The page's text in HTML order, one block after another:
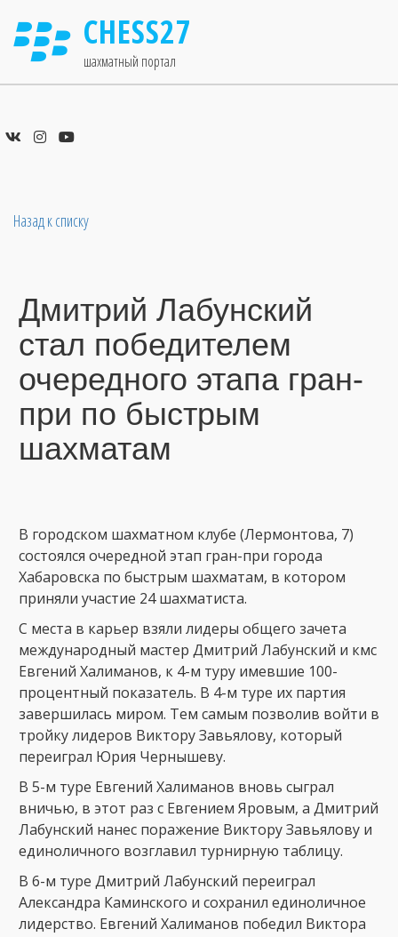
CHESS27
шахматный портал
Назад к списку
Дмитрий Лабунский
стал победителем
очередного этапа гран-
при по быстрым
шахматам
В городском шахматном клубе (Лермонтова, 7)
состоялся очередной этап гран-при города
Хабаровска по быстрым шахматам, в котором
приняли участие 24 шахматиста.
С места в карьер взяли лидеры общего зачета
международный мастер Дмитрий Лабунский и кмс
Евгений Халиманов, к 4-м туру имевшие 100-
процентный показатель. В 4-м туре их партия
завершилась миром. Тем самым позволив войти в
тройку лидеров Виктору Завьялову, который
переиграл Юрия Чернышеву.
В 5-м туре Евгений Халиманов вновь сыграл
вничью, в этот раз с Евгением Яровым, а Дмитрий
Лабунский нанес поражение Виктору Завьялову и
единоличного возглавил турнирную таблицу.
В 6-м туре Дмитрий Лабунский переиграл
Александра Каминского и сохранил единоличное
лидерство. Евгений Халиманов победил Виктора